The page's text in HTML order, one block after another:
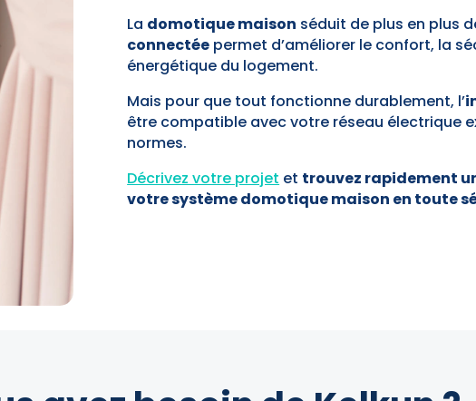
La domotique maison séduit de plus en plus
connectée permet d’améliorer le confort, la
énergétique du logement.
Mais pour que tout fonctionne durablement, l’
être compatible avec votre réseau électrique
normes.
Décrivez votre projet et trouvez rapidement
votre système domotique maison en toute